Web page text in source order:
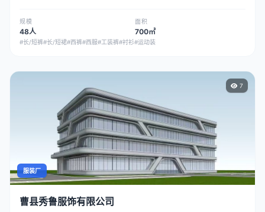
规模
48人
面积
700㎡
#长/短裤#长/短裙#西裤#西服#工装裤#衬衫#运动装
7
服装厂
曹县秀鲁服饰有限公司